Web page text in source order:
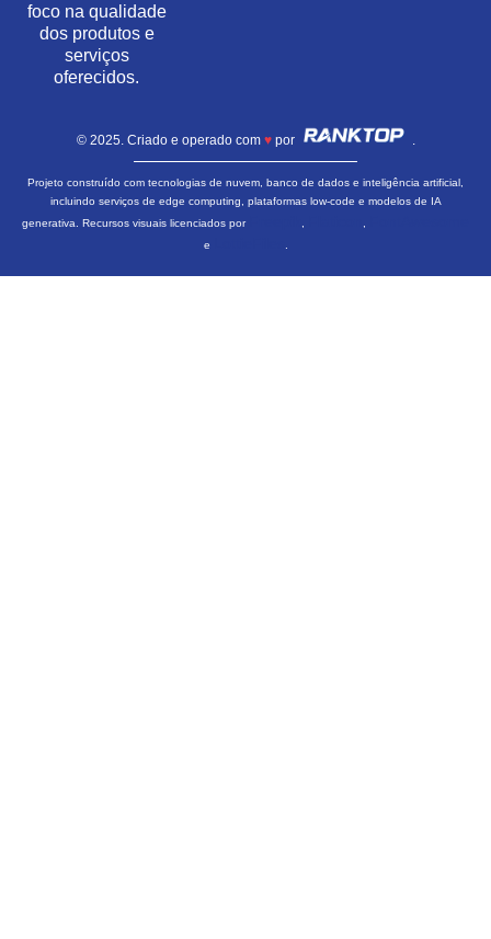
foco na qualidade
dos produtos e
serviços
oferecidos.
© 2025. Criado e operado com ♥por .
Projeto construído com tecnologias de nuvem, banco de dados e inteligência artificial,
incluindo serviços de edge computing, plataformas low-code e modelos de IA
generativa. Recursos visuais licenciados por
, ,
e .